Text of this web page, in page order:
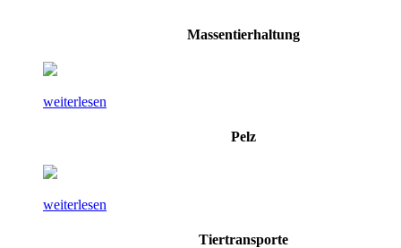
Massentierhaltung
weiterlesen
Pelz
weiterlesen
Tiertransporte